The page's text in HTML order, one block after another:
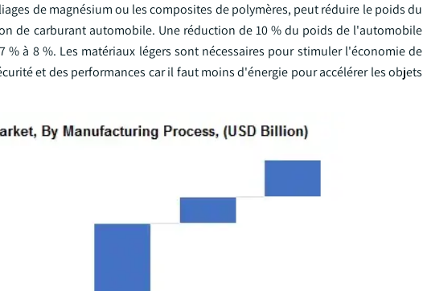
de magnésium ou les composites de polymères, peut réduire le poids du
de carburant automobile. Une réduction de 10 % du poids de l'automobile
à 8 %. Les matériaux légers sont nécessaires pour stimuler l'économie de
et des performances car il faut moins d'énergie pour accélérer les objets